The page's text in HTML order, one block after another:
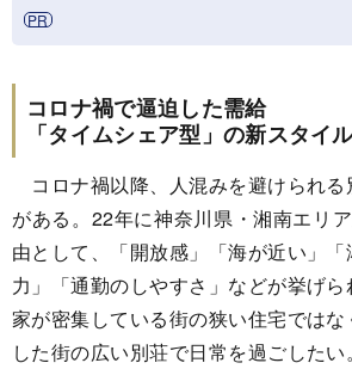
コロナ禍で逼迫した需給
「タイムシェア型」の新スタイ
コロナ禍以降、人混みを避けられ
がある。22年に神奈川県・湘南エリ
由として、「開放感」「海が近い」
力」「通勤のしやすさ」などが挙げ
家が密集している街の狭い住宅ではな
した街の広い別荘で日常を過ごした